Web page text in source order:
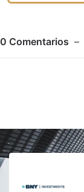
0 Comentarios